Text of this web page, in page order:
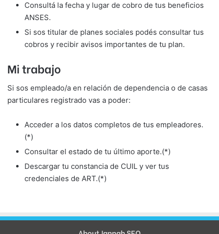
Consultá la fecha y lugar de cobro de tus beneficios
ANSES.
Si sos titular de planes sociales podés consultar tus
cobros y recibir avisos importantes de tu plan.
Mi trabajo
Si sos empleado/a en relación de dependencia o de casas
particulares registrado vas a poder:
Acceder a los datos completos de tus empleadores.
(*)
Consultar el estado de tu último aporte.(*)
Descargar tu constancia de CUIL y ver tus
credenciales de ART.(*)